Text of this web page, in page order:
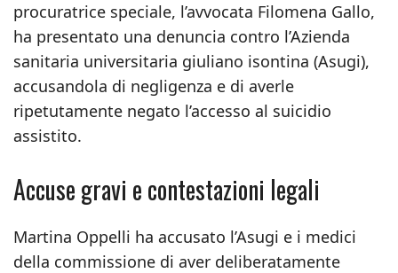
procuratrice speciale, l’avvocata Filomena Gallo,
ha presentato una denuncia contro l’Azienda
sanitaria universitaria giuliano isontina (Asugi),
accusandola di negligenza e di averle
ripetutamente negato l’accesso al suicidio
assistito.
Accuse gravi e contestazioni legali
Martina Oppelli ha accusato l’Asugi e i medici
della commissione di aver deliberatamente